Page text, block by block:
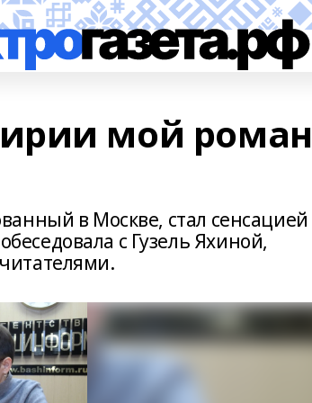
мой роман
в Москве, стал сенсацией
с Гузель Яхиной,